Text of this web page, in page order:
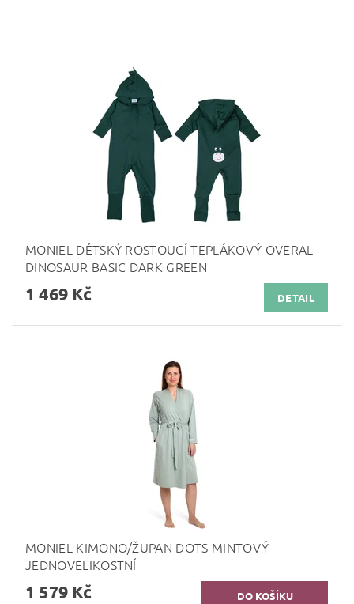
MONIEL DĚTSKÝ ROSTOUCÍ TEPLÁKOVÝ OVERAL
DINOSAUR BASIC DARK GREEN
1 469 Kč DETAIL
MONIEL KIMONO/ŽUPAN DOTS MINTOVÝ
JEDNOVELIKOSTNÍ
1 579 Kč